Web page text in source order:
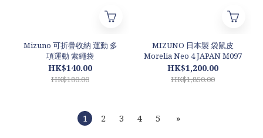
Mizuno 可折疊收納 運動 多
項運動 索繩袋
HK$140.00
HK$180.00
MIZUNO 日本製 袋鼠皮
Morelia Neo 4 JAPAN M097
HK$1,200.00
HK$1,850.00
1 2 3 4 5 »